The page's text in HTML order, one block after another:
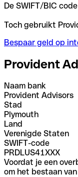
De SWIFT/BIC
Toch gebruikt
Bespaar geld op
Provident
Naam bank
Provident Advisors
Stad
Plymouth
Land
Verenigde Staten
SWIFT-code
PRDLUS41XXX
Voordat je een
om het bestaan